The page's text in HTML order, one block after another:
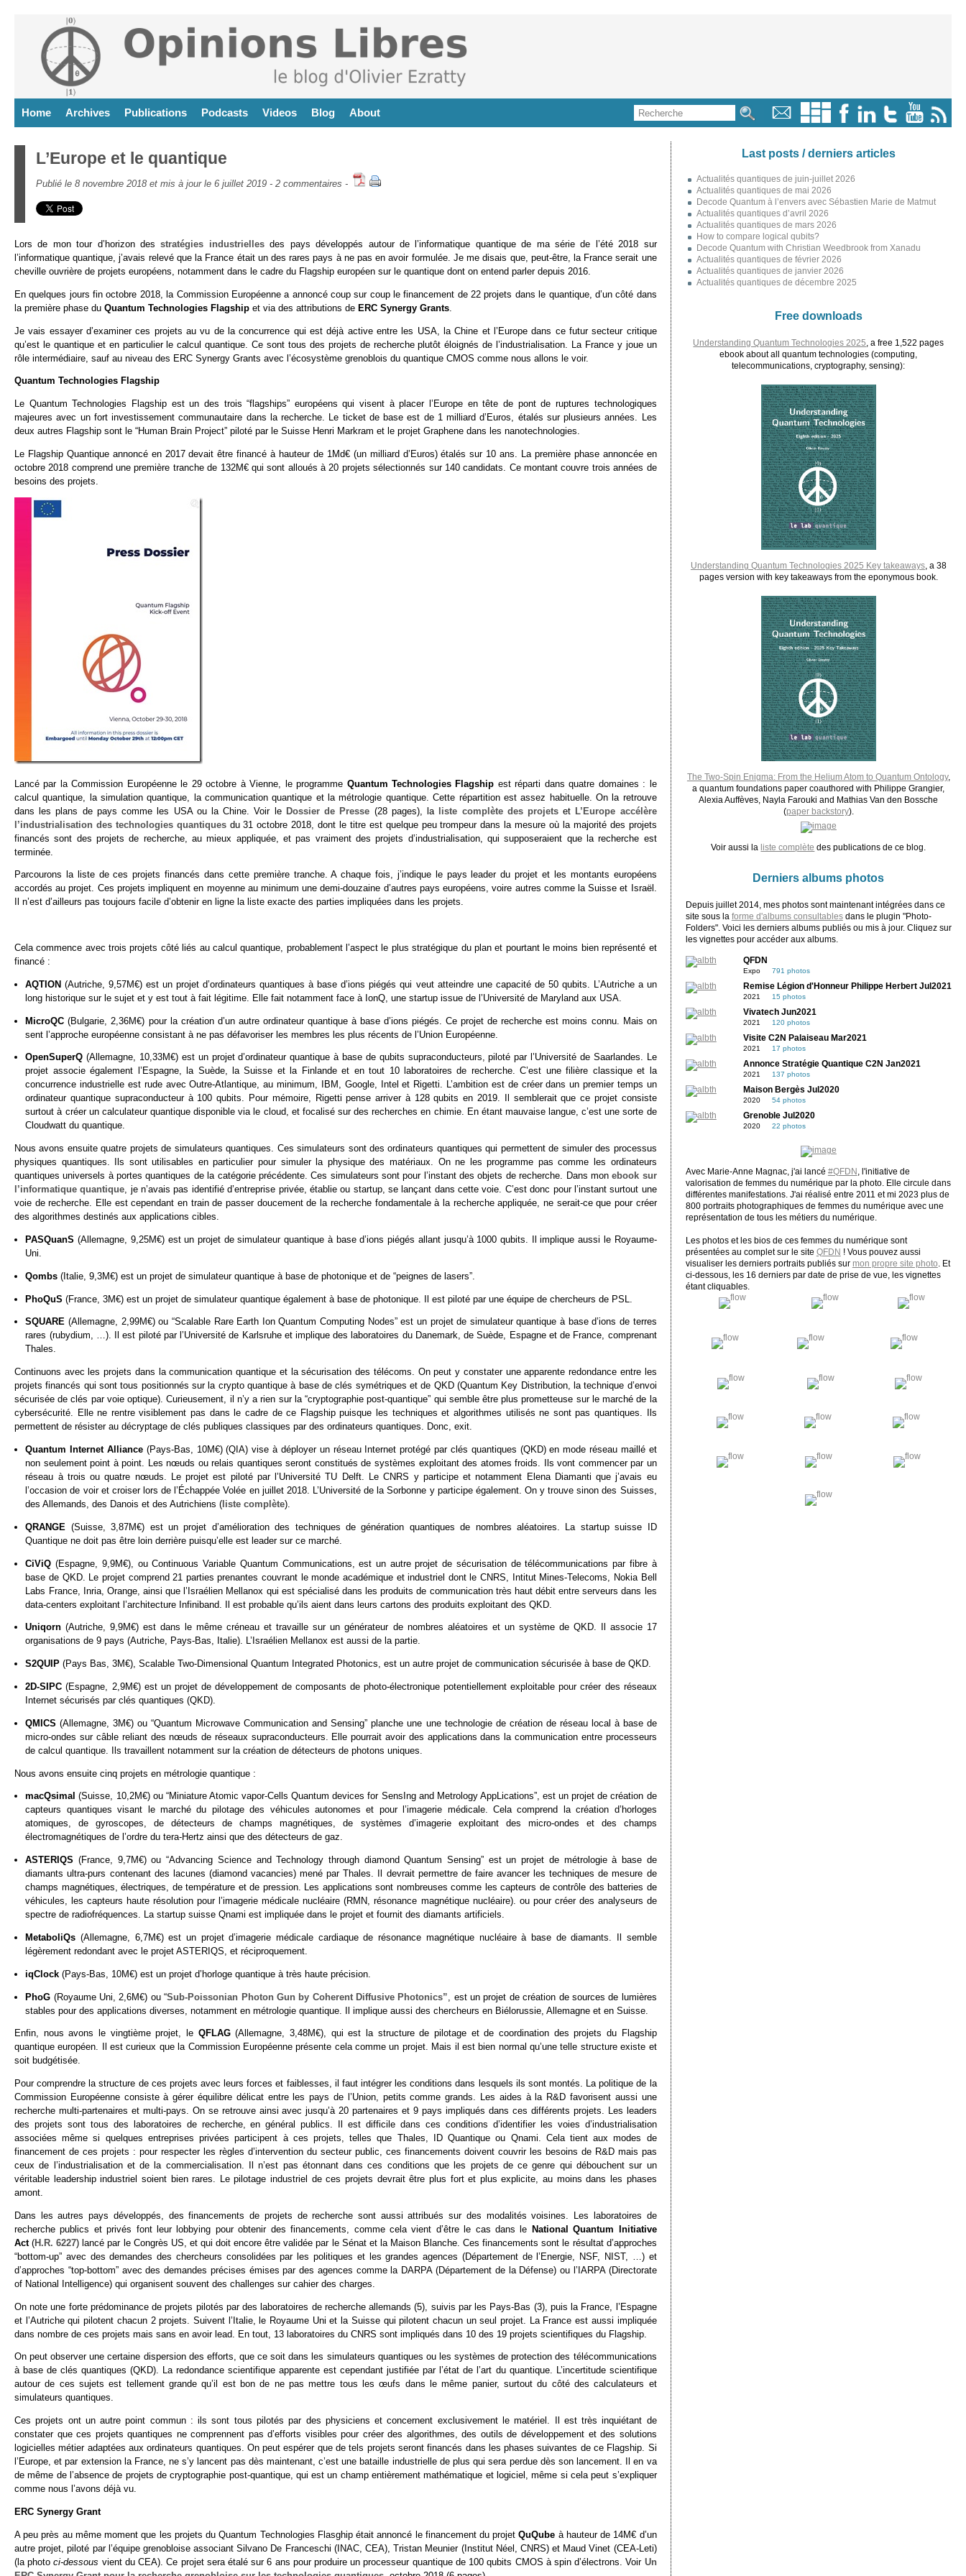
Home Archives Publications Podcasts Videos Blog About
L’Europe et le quantique
Publié le 8 novembre 2018 et mis à jour le 6 juillet 2019 - 2 commentaires -
Lors de mon tour d’horizon desstratégies industriellesdes pays développés autour de l’informatique quantique de ma série de l’été 2018 sur
l’informatique quantique, j’avais relevé que la France était un des rares pays à ne pas en avoir formulée. Je me disais que, peut-être, la France serait une
cheville ouvrière de projets européens, notamment dans le cadre du Flagship européen sur le quantique dont on entend parler depuis 2016.
En quelques jours fin octobre 2018, la Commission Européenne a annoncé coup sur coup le financement de 22 projets dans le quantique, d’un côté dans
la première phase du Quantum Technologies Flagship et via des attributions de ERC Synergy Grants
Je vais essayer d’examiner ces projets au vu de la concurrence qui est déjà active entre les USA, la Chine et l’Europe dans ce futur secteur critique
qu’est le quantique et en particulier le calcul quantique. Ce sont tous des projets de recherche plutôt éloignés de l’industrialisation. La France y joue un
rôle intermédiaire, sauf au niveau des ERC Synergy Grants avec l’écosystème grenoblois du quantique CMOS comme nous allons le voir.
Quantum Technologies Flagship
Le Quantum Technologies Flagship est un des trois “flagships” européens qui visent à placer l’Europe en tête de pont de ruptures technologiques
majeures avec un fort investissement communautaire dans la recherche. Le ticket de base est de 1 milliard d’Euros, étalés sur plusieurs années. Les
deux autres Flagship sont le “Human Brain Project” piloté par le Suisse Henri Markram et le projet Graphene dans les nanotechnologies.
Le Flagship Quantique annoncé en 2017 devait être financé à hauteur de 1Md€ (un milliard d’Euros) étalés sur 10 ans. La première phase annoncée en
octobre 2018 comprend une première tranche de 132M€ qui sont alloués à 20 projets sélectionnés sur 140 candidats. Ce montant couvre trois années de
besoins des projets.
Lancé par la Commission Européenne le 29 octobre à Vienne, le programme Quantum Technologies Flagship est réparti dans quatre domaines : le
calcul quantique, la simulation quantique, la communication quantique et la métrologie quantique. Cette répartition est assez habituelle. On la retrouve
dans les plans de pays comme les USA ou la Chine. Voir le Dossier de Presse (28 pages), la liste complète des projetset L’Europe accélère
l’industrialisation des technologies quantiquesdu 31 octobre 2018, dont le titre est quelque peu trompeur dans la mesure où la majorité des projets
financés sont des projets de recherche, au mieux appliquée, et pas vraiment des projets d’industrialisation, qui supposeraient que la recherche est
terminée.
Parcourons la liste de ces projets financés dans cette première tranche. A chaque fois, j’indique le pays leader du projet et les montants européens
accordés au projet. Ces projets impliquent en moyenne au minimum une demi-douzaine d’autres pays européens, voire autres comme la Suisse et Israël.
Il n’est d’ailleurs pas toujours facile d’obtenir en ligne la liste exacte des parties impliquées dans les projets.
Cela commence avec trois projets côté liés au calcul quantique, probablement l’aspect le plus stratégique du plan et pourtant le moins bien représenté et
financé :
AQTION (Autriche, 9,57M€) est un projet d’ordinateurs quantiques à base d’ions piégés qui veut atteindre une capacité de 50 qubits. L’Autriche a un
long historique sur le sujet et y est tout à fait légitime. Elle fait notamment face à IonQ, une startup issue de l’Université de Maryland aux USA.
MicroQC(Bulgarie, 2,36M€) pour la création d’un autre ordinateur quantique à base d’ions piégés. Ce projet de recherche est moins connu. Mais on
sent l’approche européenne consistant à ne pas défavoriser les membres les plus récents de l’Union Européenne.
OpenSuperQ (Allemagne, 10,33M€) est un projet d’ordinateur quantique à base de qubits supraconducteurs, piloté par l’Université de Saarlandes. Le
projet associe également l’Espagne, la Suède, la Suisse et la Finlande et en tout 10 laboratoires de recherche. C’est une filière classique et la
concurrence industrielle est rude avec Outre-Atlantique, au minimum, IBM, Google, Intel et Rigetti. L’ambition est de créer dans un premier temps un
ordinateur quantique supraconducteur à 100 qubits. Pour mémoire, Rigetti pense arriver à 128 qubits en 2019. Il semblerait que ce projet consiste
surtout à créer un calculateur quantique disponible via le cloud, et focalisé sur des recherches en chimie. En étant mauvaise langue, c’est une sorte de
Cloudwatt du quantique.
Nous avons ensuite quatre projets de simulateurs quantiques. Ces simulateurs sont des ordinateurs quantiques qui permettent de simuler des processus
physiques quantiques. Ils sont utilisables en particulier pour simuler la physique des matériaux. On ne les programme pas comme les ordinateurs
quantiques universels à portes quantiques de la catégorie précédente. Ces simulateurs sont pour l’instant des objets de recherche. Dans monebook sur
l’informatique quantique, je n’avais pas identifié d’entreprise privée, établie ou startup, se lançant dans cette voie. C’est donc pour l’instant surtout une
voie de recherche. Elle est cependant en train de passer doucement de la recherche fondamentale à la recherche appliquée, ne serait-ce que pour créer
des algorithmes destinés aux applications cibles.
PASQuanS (Allemagne, 9,25M€) est un projet de simulateur quantique à base d’ions piégés allant jusqu’à 1000 qubits. Il implique aussi le Royaume-
Uni.
Qombs (Italie, 9,3M€) est un projet de simulateur quantique à base de photonique et de “peignes de lasers”.
PhoQuS (France, 3M€) est un projet de simulateur quantique également à base de photonique. Il est piloté par une équipe de chercheurs de PSL.
SQUARE (Allemagne, 2,99M€) ou “Scalable Rare Earth Ion Quantum Computing Nodes” est un projet de simulateur quantique à base d’ions de terres
rares (rubydium, …). Il est piloté par l’Université de Karlsruhe et implique des laboratoires du Danemark, de Suède, Espagne et de France, comprenant
Thales.
Continuons avec les projets dans la communication quantique et la sécurisation des télécoms. On peut y constater une apparente redondance entre les
projets financés qui sont tous positionnés sur la crypto quantique à base de clés symétriques et de QKD (Quantum Key Distribution, la technique d’envoi
sécurisée de clés par voie optique). Curieusement, il n’y a rien sur la “cryptographie post-quantique” qui semble être plus prometteuse sur le marché de la
cybersécurité. Elle ne rentre visiblement pas dans le cadre de ce Flagship puisque les techniques et algorithmes utilisés ne sont pas quantiques. Ils
permettent de résister au décryptage de clés publiques classiques par des ordinateurs quantiques. Donc, exit.
Quantum Internet Alliance (Pays-Bas, 10M€) (QIA) vise à déployer un réseau Internet protégé par clés quantiques (QKD) en mode réseau maillé et
non seulement point à point. Les nœuds ou relais quantiques seront constitués de systèmes exploitant des atomes froids. Ils vont commencer par un
réseau à trois ou quatre nœuds. Le projet est piloté par l’Université TU Delft. Le CNRS y participe et notamment Elena Diamanti que j’avais eu
l’occasion de voir et croiser lors de l’Échappée Volée en juillet 2018. L’Université de la Sorbonne y participe également. On y trouve sinon des Suisses,
des Allemands, des Danois et des Autrichiens ( liste complète).
QRANGE (Suisse, 3,87M€) est un projet d’amélioration des techniques de génération quantiques de nombres aléatoires. La startup suisse ID
Quantique ne doit pas être loin derrière puisqu’elle est leader sur ce marché.
CiViQ(Espagne, 9,9M€), ou Continuous Variable Quantum Communications, est un autre projet de sécurisation de télécommunications par fibre à
base de QKD. Le projet comprend 21 parties prenantes couvrant le monde académique et industriel dont le CNRS, Intitut Mines-Telecoms, Nokia Bell
Labs France, Inria, Orange, ainsi que l’Israélien Mellanox qui est spécialisé dans les produits de communication très haut débit entre serveurs dans les
data-centers exploitant l’architecture Infiniband. Il est probable qu’ils aient dans leurs cartons des produits exploitant des QKD.
Uniqorn (Autriche, 9,9M€) est dans le même créneau et travaille sur un générateur de nombres aléatoires et un système de QKD. Il associe 17
organisations de 9 pays (Autriche, Pays-Bas, Italie). L’Israélien Mellanox est aussi de la partie.
S2QUIP(Pays Bas, 3M€), Scalable Two-Dimensional Quantum Integrated Photonics, est un autre projet de communication sécurisée à base de QKD.
2D-SIPC (Espagne, 2,9M€) est un projet de développement de composants de photo-électronique potentiellement exploitable pour créer des réseaux
Internet sécurisés par clés quantiques (QKD).
QMICS(Allemagne, 3M€) ou “Quantum Microwave Communication and Sensing” planche une une technologie de création de réseau local à base de
micro-ondes sur câble reliant des nœuds de réseaux supraconducteurs. Elle pourrait avoir des applications dans la communication entre processeurs
de calcul quantique. Ils travaillent notamment sur la création de détecteurs de photons uniques.
Nous avons ensuite cinq projets en métrologie quantique :
macQsimal(Suisse, 10,2M€) ou “Miniature Atomic vapor-Cells Quantum devices for SensIng and Metrology AppLications”, est un projet de création de
capteurs quantiques visant le marché du pilotage des véhicules autonomes et pour l’imagerie médicale. Cela comprend la création d’horloges
atomiques, de gyroscopes, de détecteurs de champs magnétiques, de systèmes d’imagerie exploitant des micro-ondes et des champs
électromagnétiques de l’ordre du tera-Hertz ainsi que des détecteurs de gaz.
ASTERIQS (France, 9,7M€) ou “Advancing Science and Technology through diamond Quantum Sensing” est un projet de métrologie à base de
diamants ultra-purs contenant des lacunes (diamond vacancies) mené par Thales. Il devrait permettre de faire avancer les techniques de mesure de
champs magnétiques, électriques, de température et de pression. Les applications sont nombreuses comme les capteurs de contrôle des batteries de
véhicules, les capteurs haute résolution pour l’imagerie médicale nucléaire (RMN, résonance magnétique nucléaire). ou pour créer des analyseurs de
spectre de radiofréquences. La startup suisse Qnami est impliquée dans le projet et fournit des diamants artificiels.
MetaboliQs (Allemagne, 6,7M€) est un projet d’imagerie médicale cardiaque de résonance magnétique nucléaire à base de diamants. Il semble
légèrement redondant avec le projet ASTERIQS, et réciproquement.
iqClock (Pays-Bas, 10M€) est un projet d’horloge quantique à très haute précision.
PhoG (Royaume Uni, 2,6M€) ou “Sub-Poissonian Photon Gun by Coherent Diffusive Photonics” , est un projet de création de sources de lumières
stables pour des applications diverses, notamment en métrologie quantique. Il implique aussi des chercheurs en Biélorussie, Allemagne et en Suisse.
Enfin, nous avons le vingtième projet, le QFLAG(Allemagne, 3,48M€), qui est la structure de pilotage et de coordination des projets du Flagship
quantique européen. Il est curieux que la Commission Européenne présente cela comme un projet. Mais il est bien normal qu’une telle structure existe et
soit budgétisée.
Pour comprendre la structure de ces projets avec leurs forces et faiblesses, il faut intégrer les conditions dans lesquels ils sont montés. La politique de la
Commission Européenne consiste à gérer équilibre délicat entre les pays de l’Union, petits comme grands. Les aides à la R&D favorisent aussi une
recherche multi-partenaires et multi-pays. On se retrouve ainsi avec jusqu’à 20 partenaires et 9 pays impliqués dans ces différents projets. Les leaders
des projets sont tous des laboratoires de recherche, en général publics. Il est difficile dans ces conditions d’identifier les voies d’industrialisation
associées même si quelques entreprises privées participent à ces projets, telles que Thales, ID Quantique ou Qnami. Cela tient aux modes de
financement de ces projets : pour respecter les règles d’intervention du secteur public, ces financements doivent couvrir les besoins de R&D mais pas
ceux de l’industrialisation et de la commercialisation. Il n’est pas étonnant dans ces conditions que les projets de ce genre qui débouchent sur un
véritable leadership industriel soient bien rares. Le pilotage industriel de ces projets devrait être plus fort et plus explicite, au moins dans les phases
amont.
Dans les autres pays développés, des financements de projets de recherche sont aussi attribués sur des modalités voisines. Les laboratoires de
recherche publics et privés font leur lobbying pour obtenir des financements, comme cela vient d’être le cas dans le National Quantum Initiative
Act(H.R. 6227) lancé par le Congrès US, et qui doit encore être validée par le Sénat et la Maison Blanche. Ces financements sont le résultat d’approches
“bottom-up” avec des demandes des chercheurs consolidées par les politiques et les grandes agences (Département de l’Energie, NSF, NIST, …) et
d’approches “top-bottom” avec des demandes précises émises par des agences comme la DARPA (Département de la Défense) ou l’IARPA (Directorate
of National Intelligence) qui organisent souvent des challenges sur cahier des charges.
On note une forte prédominance de projets pilotés par des laboratoires de recherche allemands (5), suivis par les Pays-Bas (3), puis la France, l’Espagne
et l’Autriche qui pilotent chacun 2 projets. Suivent l’Italie, le Royaume Uni et la Suisse qui pilotent chacun un seul projet. La France est aussi impliquée
dans nombre de ces projets mais sans en avoir lead. En tout, 13 laboratoires du CNRS sont impliqués dans 10 des 19 projets scientifiques du Flagship.
On peut observer une certaine dispersion des efforts, que ce soit dans les simulateurs quantiques ou les systèmes de protection des télécommunications
à base de clés quantiques (QKD). La redondance scientifique apparente est cependant justifiée par l’état de l’art du quantique. L’incertitude scientifique
autour de ces sujets est tellement grande qu’il est bon de ne pas mettre tous les œufs dans le même panier, surtout du côté des calculateurs et
simulateurs quantiques.
Ces projets ont un autre point commun : ils sont tous pilotés par des physiciens et concernent exclusivement le matériel. Il est très inquiétant de
constater que ces projets quantiques ne comprennent pas d’efforts visibles pour créer des algorithmes, des outils de développement et des solutions
logicielles métier adaptées aux ordinateurs quantiques. On peut espérer que de tels projets seront financés dans les phases suivantes de ce Flagship. Si
l’Europe, et par extension la France, ne s’y lancent pas dès maintenant, c’est une bataille industrielle de plus qui sera perdue dès son lancement. Il en va
de même de l’absence de projets de cryptographie post-quantique, qui est un champ entièrement mathématique et logiciel, même si cela peut s’expliquer
comme nous l’avons déjà vu.
ERC Synergy Grant
A peu près au même moment que les projets du Quantum Technologies Flasghip était annoncé le financement du projetQuQube à hauteur de 14M€ d’un
autre projet, piloté par l’équipe grenobloise associant Silvano De Franceschi (INAC, CEA), Tristan Meunier (Institut Néel, CNRS) et Maud Vinet (CEA-Leti)
(la photoci-dessous vient du CEA). Ce projet sera étalé sur 6 ans pour produire un processeur quantique de 100 qubits CMOS à spin d’électrons. Voir Un
Last posts / derniers articles
Actualités quantiques de juin-juillet 2026
Actualités quantiques de mai 2026
Decode Quantum à l’envers avec Sébastien Marie de Matmut
Actualités quantiques d’avril 2026
Actualités quantiques de mars 2026
How to compare logical qubits?
Decode Quantum with Christian Weedbrook from Xanadu
Actualités quantiques de février 2026
Actualités quantiques de janvier 2026
Actualités quantiques de décembre 2025
Free downloads
Understanding Quantum Technologies 2025 , a free 1,522 pages
ebook about all quantum technologies (computing,
telecommunications, cryptography, sensing):
Understanding Quantum Technologies 2025 Key takeaways, a 38
pages version with key takeaways from the eponymous book.
The Two-Spin Enigma: From the Helium Atom to Quantum Ontology,
a quantum foundations paper coauthored with Philippe Grangier,
Alexia Auffèves, Nayla Farouki and Mathias Van den Bossche
(paper backstory).
Voir aussi la liste complète des publications de ce blog.
Derniers albums photos
Depuis juillet 2014, mes photos sont maintenant intégrées dans ce
site sous la forme d'albums consultablesdans le plugin "Photo-
Folders". Voici les derniers albums publiés ou mis à jour. Cliquez sur
les vignettes pour accéder aux albums.
QFDN
Expo 791 photos
Remise Légion d'Honneur Philippe Herbert Jul2021
2021 15 photos
Vivatech Jun2021
2021 120 photos
Visite C2N Palaiseau Mar2021
2021 17 photos
Annonce Stratégie Quantique C2N Jan2021
2021 137 photos
Maison Bergès Jul2020
2020 54 photos
Grenoble Jul2020
2020 22 photos
Avec Marie-Anne Magnac, j'ai lancé #QFDN
, l'initiative de
valorisation de femmes du numérique par la photo. Elle circule dans
différentes manifestations. J'ai réalisé entre 2011 et mi 2023 plus de
800 portraits photographiques de femmes du numérique avec une
représentation de tous les métiers du numérique.
Les photos et les bios de ces femmes du numérique sont
présentées au complet sur le site QFDN ! Vous pouvez aussi
visualiser les derniers portraits publiés sur mon propre site photo . Et
ci-dessous, les 16 derniers par date de prise de vue, les vignettes
étant cliquables.